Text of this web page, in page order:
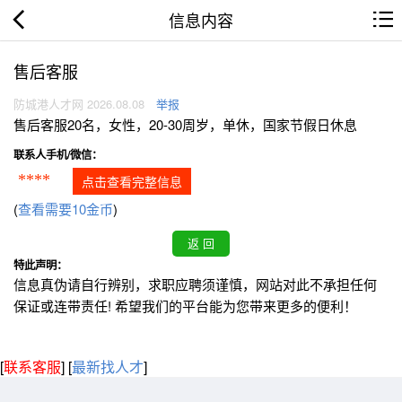
信息内容
售后客服
防城港人才网 2026.08.08 举报
售后客服20名，女性，20-30周岁，单休，国家节假日休息
联系人手机/微信：
**** 点击查看完整信息
(查看需要10金币)
特此声明：
信息真伪请自行辨别，求职应聘须谨慎，网站对此不承担任何
保证或连带责任! 希望我们的平台能为您带来更多的便利！
[联系客服] [最新找人才]